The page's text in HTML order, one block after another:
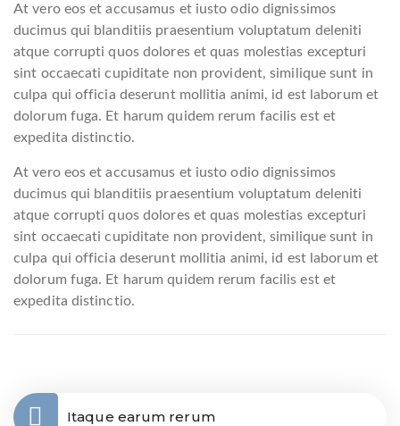
At vero eos et accusamus et iusto odio dignissimos
ducimus qui blanditiis praesentium voluptatum deleniti
atque corrupti quos dolores et quas molestias excepturi
sint occaecati cupiditate non provident, similique sunt in
culpa qui officia deserunt mollitia animi, id est laborum et
dolorum fuga. Et harum quidem rerum facilis est et
expedita distinctio.
At vero eos et accusamus et iusto odio dignissimos
ducimus qui blanditiis praesentium voluptatum deleniti
atque corrupti quos dolores et quas molestias excepturi
sint occaecati cupiditate non provident, similique sunt in
culpa qui officia deserunt mollitia animi, id est laborum et
dolorum fuga. Et harum quidem rerum facilis est et
expedita distinctio.
Itaque earum rerum